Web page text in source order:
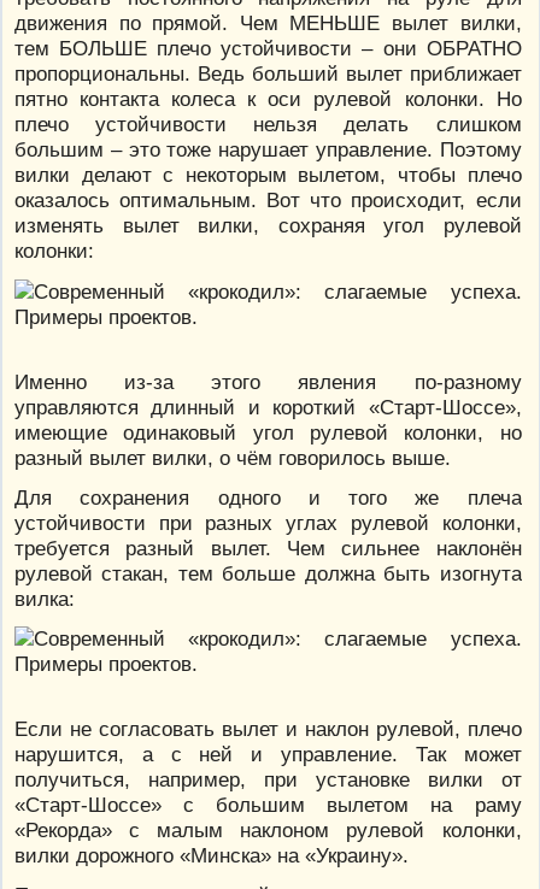
движения по прямой. Чем МЕНЬШЕ вылет вилки,
тем БОЛЬШЕ плечо устойчивости – они ОБРАТНО
пропорциональны. Ведь больший вылет приближает
пятно контакта колеса к оси рулевой колонки. Но
плечо устойчивости нельзя делать слишком
большим – это тоже нарушает управление. Поэтому
вилки делают с некоторым вылетом, чтобы плечо
оказалось оптимальным. Вот что происходит, если
изменять вылет вилки, сохраняя угол рулевой
колонки:
Именно из-за этого явления по-разному
управляются длинный и короткий «Старт-Шоссе»,
имеющие одинаковый угол рулевой колонки, но
разный вылет вилки, о чём говорилось выше.
Для сохранения одного и того же плеча
устойчивости при разных углах рулевой колонки,
требуется разный вылет. Чем сильнее наклонён
рулевой стакан, тем больше должна быть изогнута
вилка:
Если не согласовать вылет и наклон рулевой, плечо
нарушится, а с ней и управление. Так может
получиться, например, при установке вилки от
«Старт-Шоссе» с большим вылетом на раму
«Рекорда» с малым наклоном рулевой колонки,
вилки дорожного «Минска» на «Украину».